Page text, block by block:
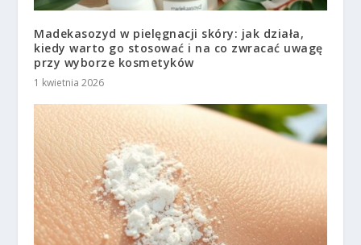
Madekasozyd w pielęgnacji skóry: jak działa,
kiedy warto go stosować i na co zwracać uwagę
przy wyborze kosmetyków
1 kwietnia 2026